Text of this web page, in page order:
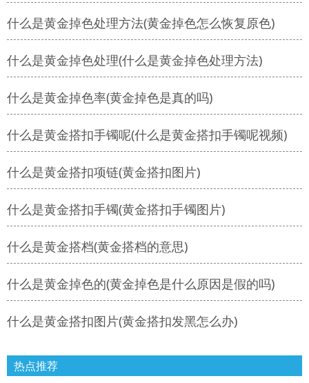
什么是黄金掉色处理方法(黄金掉色怎么恢复原色)
什么是黄金掉色处理(什么是黄金掉色处理方法)
什么是黄金掉色率(黄金掉色是真的吗)
什么是黄金搭扣手镯呢(什么是黄金搭扣手镯呢视频)
什么是黄金搭扣项链(黄金搭扣图片)
什么是黄金搭扣手镯(黄金搭扣手镯图片)
什么是黄金搭档(黄金搭档的意思)
什么是黄金掉色的(黄金掉色是什么原因是假的吗)
什么是黄金搭扣图片(黄金搭扣发黑怎么办)
热点推荐